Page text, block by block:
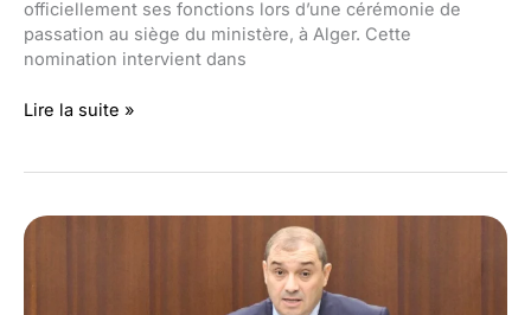
officiellement ses fonctions lors d’une cérémonie de
passation au siège du ministère, à Alger. Cette
nomination intervient dans
Qui
politique
Lire la suite »